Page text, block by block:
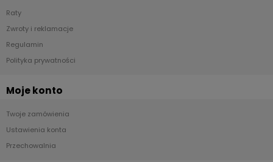
Raty
Zwroty i reklamacje
Regulamin
Polityka prywatności
Moje konto
Twoje zamówienia
Ustawienia konta
Przechowalnia